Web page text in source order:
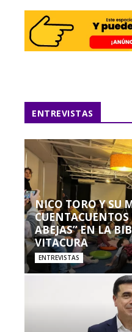
ENTREVISTAS
NICO TORO Y SU
ABEJAS” EN LA
VITACURA
ENTREVISTAS